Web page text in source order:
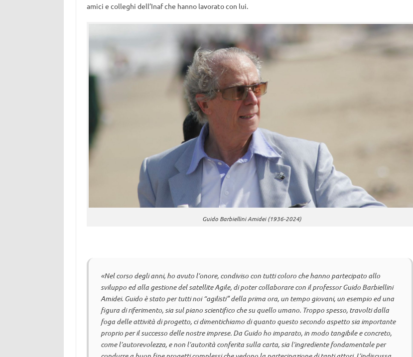
amici e colleghi dell’Inaf che hanno lavorato con lui.
Guido Barbiellini Amidei (1936-2024)
«Nel corso degli anni, ho avuto l’onore, condiviso con tutti coloro che hanno partecipato allo
sviluppo ed alla gestione del satellite Agile, di poter collaborare con il professor Guido Barbiellini
Amidei. Guido è stato per tutti noi “agilisti” della prima ora, un tempo giovani, un esempio ed una
figura di riferimento, sia sul piano scientifico che su quello umano. Troppo spesso, travolti dalla
foga delle attività di progetto, ci dimentichiamo di quanto questo secondo aspetto sia importante
proprio per il successo delle nostre imprese. Da Guido ho imparato, in modo tangibile e concreto,
come l’autorevolezza, e non l’autorità conferita sulla carta, sia l’ingrediente fondamentale per